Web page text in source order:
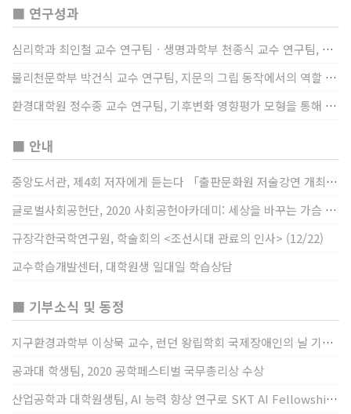
■ 연구성과
심리학과 최인철 교수 연구팀ㆍ생명과학부 천종식 교수 연구팀, 장내 마이크로바이옴과 정서적 웰빙간 관계 규명
물리천문학부 박건식 교수 연구팀, 지문의 그립 동작에서의 역할 및 원리 규명
환경대학원 정수종 교수 연구팀, 기후변화 영향평가 모형을 통해 기후변화에 따른 급격한 토양수분의 감소가 발생하는 지역과 시간을 규명
■ 안내
중앙도서관, 제4회 저자에게 듣는다 「출판문화원 저술강연 개최」(12/17)
글로벌사회공헌단, 2020 사회공헌아카데미: 세상을 바꾸는 가슴 따뜻한 나눔(12/23~24)
규장각한국학연구원, 학술회의 <조선시대 관료의 인사> (12/22)
교수학습개발센터, 대학원생 일대일 학습상담
■ 기부소식 및 동정
지구환경과학부 이상묵 교수, 런던 왕립학회 국제장애인의 날 기념 “전 세계 장애가 있는 과학자”에 소개
공과대 학생팀, 2020 공학페스티벌 국무총리상 수상
산업공학과 대학원생팀, AI 능력 향상 연구로 SKT AI Fellowship 2기 최우수팀 선정